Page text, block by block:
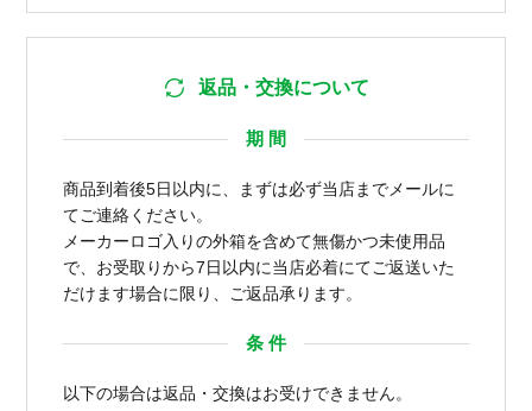
返品・交換について
期 間
商品到着後5日以内に、まずは必ず当店までメールに
てご連絡ください。
メーカーロゴ入りの外箱を含めて無傷かつ未使用品
で、お受取りから7日以内に当店必着にてご返送いた
だけます場合に限り、ご返品承ります。
条 件
以下の場合は返品・交換はお受けできません。